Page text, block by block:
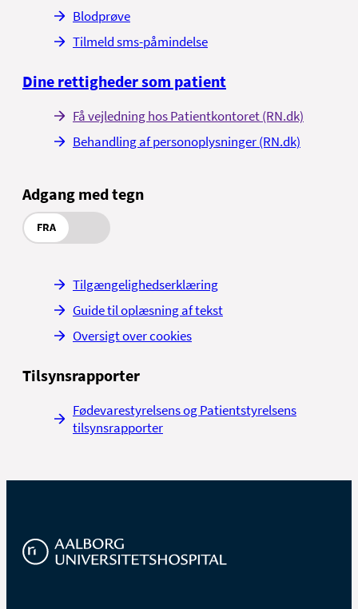
Blodprøve
Tilmeld sms-påmindelse
Dine rettigheder som patient
Få vejledning hos Patientkontoret (RN.dk)
Behandling af personoplysninger (RN.dk)
Adgang med tegn
FRA
Tilgængelighedserklæring
Guide til oplæsning af tekst
Oversigt over cookies
Tilsynsrapporter
Fødevarestyrelsens og Patientstyrelsens
tilsynsrapporter